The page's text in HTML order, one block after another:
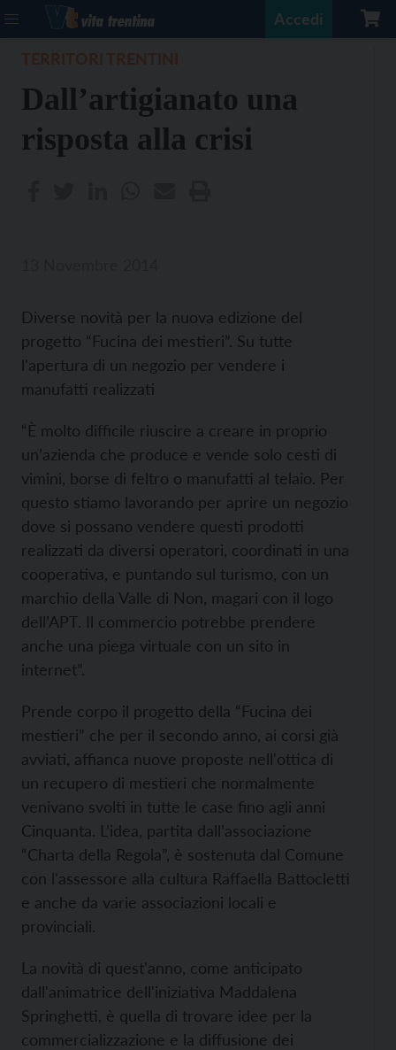
Accedi
Dall’artigianato una
risposta alla crisi
Diverse novità per la nuova edizione del
progetto “Fucina dei mestieri”. Su tutte
l'apertura di un negozio per vendere i
manufatti realizzati
“È molto difficile riuscire a creare in proprio
un’azienda che produce e vende solo cesti di
vimini, borse di feltro o manufatti al telaio. Per
questo stiamo lavorando per aprire un negozio
dove si possano vendere questi prodotti
realizzati da diversi operatori, coordinati in una
cooperativa, e puntando sul turismo, con un
marchio della Valle di Non, magari con il logo
dell’APT. Il commercio potrebbe prendere
anche una piega virtuale con un sito in
internet”.
Prende corpo il progetto della “Fucina dei
mestieri” che per il secondo anno, ai corsi già
avviati, affianca nuove proposte nell'ottica di
un recupero di mestieri che normalmente
venivano svolti in tutte le case fino agli anni
Cinquanta. L’idea, partita dall’associazione
“Charta della Regola”, è sostenuta dal Comune
con l'assessore alla cultura Raffaella Battocletti
e anche da varie associazioni locali e
provinciali.
La novità di quest'anno, come anticipato
dall'animatrice dell'iniziativa Maddalena
Springhetti, è quella di trovare idee per la
commercializzazione e la diffusione dei